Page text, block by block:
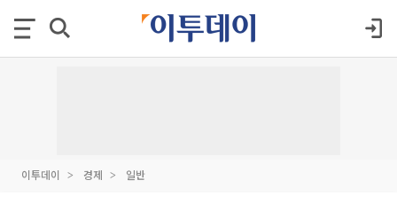
이투데이 경제 일반